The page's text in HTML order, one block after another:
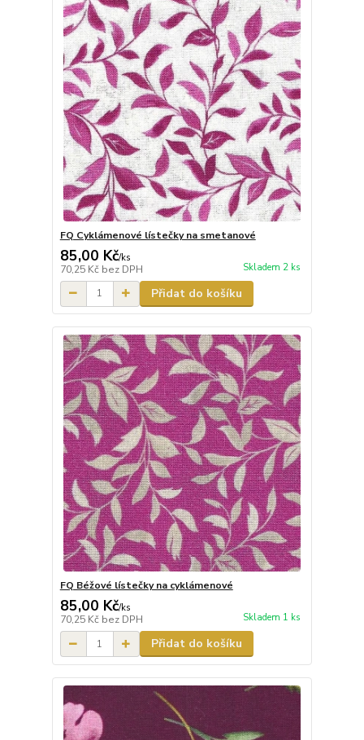
FQ Cyklámenové lístečky na smetanové
85,00 Kč/ks
70,25 Kč bez DPH Skladem 2 ks
Přidat do košíku
FQ Béžové lístečky na cyklámenové
85,00 Kč/ks
70,25 Kč bez DPH Skladem 1 ks
Přidat do košíku